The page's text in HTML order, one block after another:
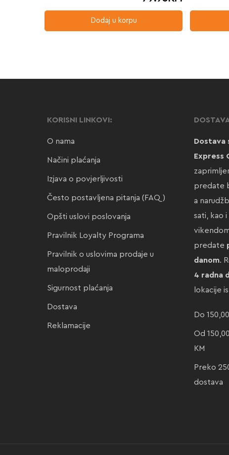
Dodaj u korpu
KORISNI LINKOVI:
O nama
Načini plaćanja
Izjava o povjerljivosti
Često postavljena pitanja (FAQ)
Opšti uslovi poslovanja
Pravilnik Loyalty Programa
Pravilnik o uslovima prodaje u
maloprodaji
Sigurnost plaćanja
Dostava
Reklamacije
Dostava
Express
predate
a
sati, kao
predate
danom.
4 radna
lokacije
Do
Od
KM
Preko
dostava